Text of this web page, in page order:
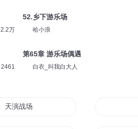
2.2万
2461
52.乡下游乐场
哈小浪
第65章 游乐场偶遇
白衣_叫我白大人
天演战场